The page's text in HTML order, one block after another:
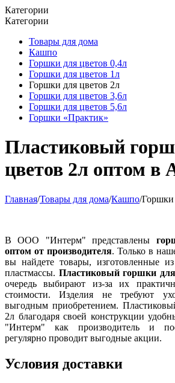
Категории
Категории
Товары для дома
Кашпо
Горшки для цветов 0,4л
Горшки для цветов 1л
Горшки для цветов 2л
Горшки для цветов 3,6л
Горшки для цветов 5,6л
Горшки «Практик»
Пластиковый
цветов 2л оптом в
Главная/Товары для дома/Кашпо/Горшки
В ООО "Интерм" представлены
оптом от производителя. Только в
вы найдете товары, изготовленные из
пластмассы. Пластиковый горшки
очередь выбирают из-за их
стоимости. Изделия не требуют
выгодным приобретением.
2л благодаря своей конструкции
"Интерм" как производитель и
регулярно проводит выгодные акции.
Условия доставки